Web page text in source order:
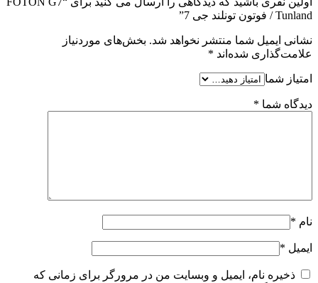
Tunland / فوتون تونلند جی 7”
نشانی ایمیل شما منتشر نخواهد شد. بخش‌های موردنیاز
علامت‌گذاری شده‌اند *
امتیاز شما
دیدگاه شما *
نام *
ایمیل *
ذخیره نام، ایمیل و وبسایت من در مرورگر برای زمانی که